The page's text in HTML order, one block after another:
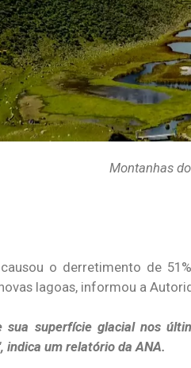
Montanhas
o derretimento de
lagoas, informou a
sua superfície glacial nos
indica um relatório da ANA.